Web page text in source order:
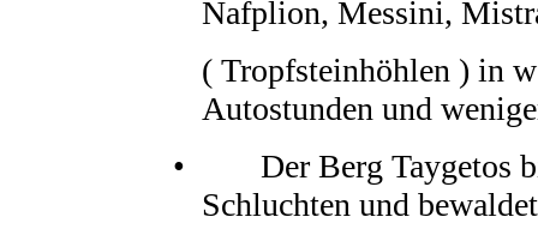
Nafplion, Messini,
( Tropfsteinhöhlen ) in
Autostunden und
• Der Berg Taygetos
Schluchten und